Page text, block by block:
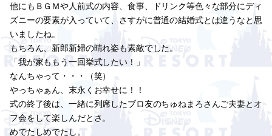
他にもＢＧＭや人前式の内容、食事、ドリンク等色々な部分にディ
ズニーの要素が入っていて、さすがに普通の結婚式とは違うなと思
いましたね。
もちろん、新郎新婦の晴れ姿も素敵でした。
「我が家ももう一回挙式したい！」
なんちゃって・・・（笑）
やっちゃぁん、末永くお幸せに！！
式の終了後は、一緒に列席したブロ友のちゅねまろさんご夫妻とオ
フ会をして楽しんだとさ。
めでたしめでたし。